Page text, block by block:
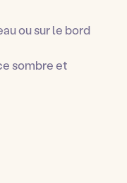
ou sur le bord
sombre et